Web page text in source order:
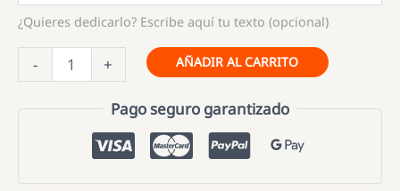
¿Quieres dedicarlo? Escribe aquí tu texto (opcional)
-
mamá
guapa
+ AÑADIR AL CARRITO
Pago seguro garantizado